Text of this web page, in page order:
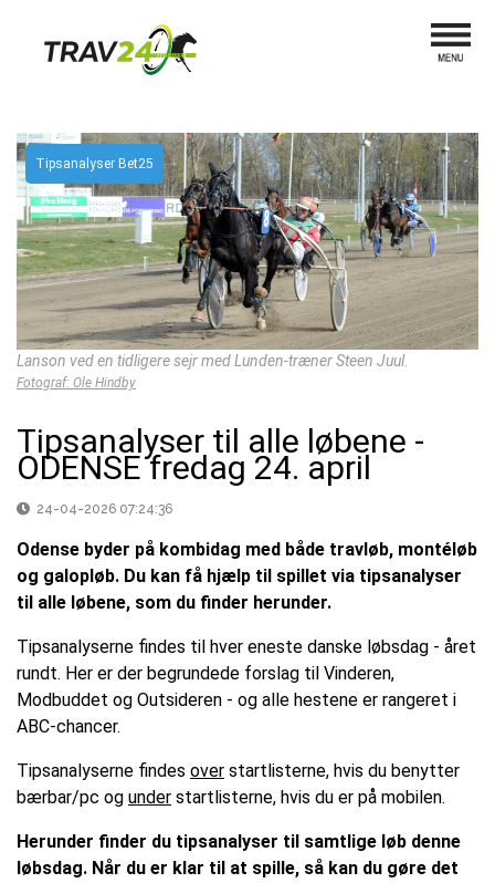
Tipsanalyser Bet25
Lanson ved en tidligere sejr med Lunden-træner Steen Juul.
Fotograf: Ole Hindby
Tipsanalyser til alle løbene -
ODENSE fredag 24. april
24-04-2026 07:24:36
Odense byder på kombidag med både travløb, montéløb
og galopløb. Du kan få hjælp til spillet via tipsanalyser
til alle løbene, som du finder herunder.
Tipsanalyserne findes til hver eneste danske løbsdag - året
rundt. Her er der begrundede forslag til Vinderen,
Modbuddet og Outsideren - og alle hestene er rangeret i
ABC-chancer.
Tipsanalyserne findes over startlisterne, hvis du benytter
bærbar/pc og under startlisterne, hvis du er på mobilen.
Herunder finder du tipsanalyser til samtlige løb denne
løbsdag. Når du er klar til at spille, så kan du gøre det